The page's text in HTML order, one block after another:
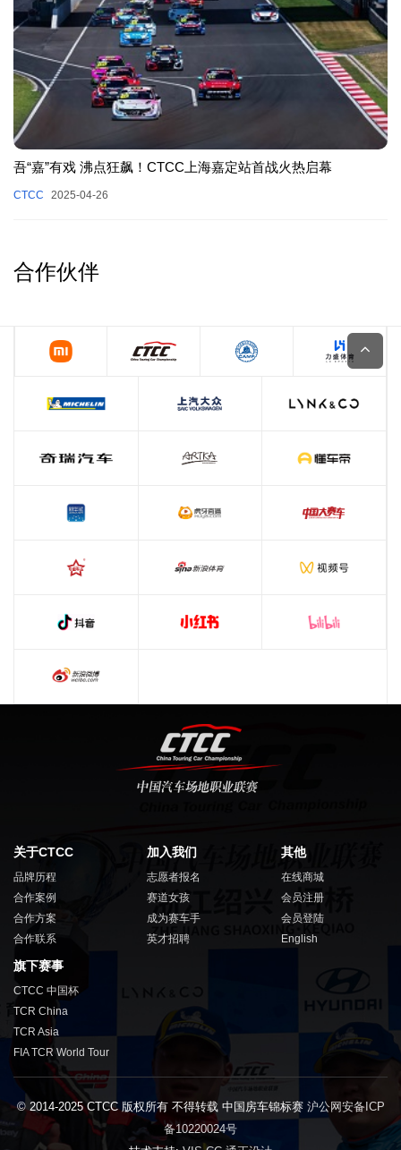
吾“嘉”有戏 沸点狂飙！CTCC上海嘉定站首战火热启幕
CTCC 2025-04-26
合作伙伴
关于CTCC
品牌历程
合作案例
合作方案
合作联系
加入我们
志愿者报名
赛道女孩
成为赛车手
英才招聘
其他
在线商城
会员注册
会员登陆
English
旗下赛事
CTCC 中国杯
TCR China
TCR Asia
FIA TCR World Tour
© 2014-2025 CTCC 版权所有 不得转载 中国房车锦标赛 沪公网安备ICP
备10220024号